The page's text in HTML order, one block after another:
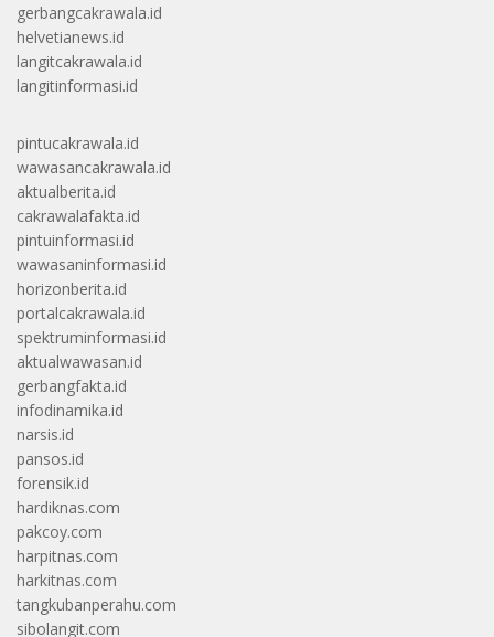
gerbangcakrawala.id
helvetianews.id
langitcakrawala.id
langitinformasi.id
pintucakrawala.id
wawasancakrawala.id
aktualberita.id
cakrawalafakta.id
pintuinformasi.id
wawasaninformasi.id
horizonberita.id
portalcakrawala.id
spektruminformasi.id
aktualwawasan.id
gerbangfakta.id
infodinamika.id
narsis.id
pansos.id
forensik.id
hardiknas.com
pakcoy.com
harpitnas.com
harkitnas.com
tangkubanperahu.com
sibolangit.com